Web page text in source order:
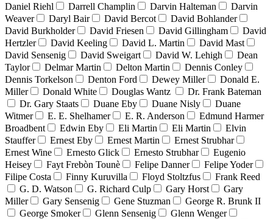
Daniel Riehl
Darrell Champlin Darvin Halteman
Darvin
Weaver
Daryl Bair David Bercot
David Bohlander
David Burkholder
David Friesen David Gillingham
David
Hertzler
David Keeling David L. Martin
David Mast
David Sensenig
David Sweigart David W. Lehigh
Dean
Taylor
Delmar Martin Delton Martin
Dennis Conley
Dennis Torkelson
Denton Ford Dewey Miller
Donald E.
Miller
Donald White Douglas Wantz
Dr. Frank Bateman
Dr. Gary Staats
Duane Eby Duane Nisly
Duane
Witmer
E. E. Shelhamer E. R. Anderson
Edmund Harmer
Broadbent
Edwin Eby Eli Martin Eli Martin
Elvin
Stauffer
Ernest Eby Ernest Martin
Ernest Strubhar
Ernest Wine
Ernesto Glick Ernesto Strubhar
Eugenio
Heisey
Fayt Frebòn Tounè Felipe Danner
Felipe Yoder
Filipe Costa
Finny Kuruvilla Floyd Stoltzfus
Frank Reed
G. D. Watson
G. Richard Culp Gary Horst
Gary
Miller
Gary Sensenig Gene Stuzman
George R. Brunk II
George Smoker
Glenn Sensenig
Glenn Wenger